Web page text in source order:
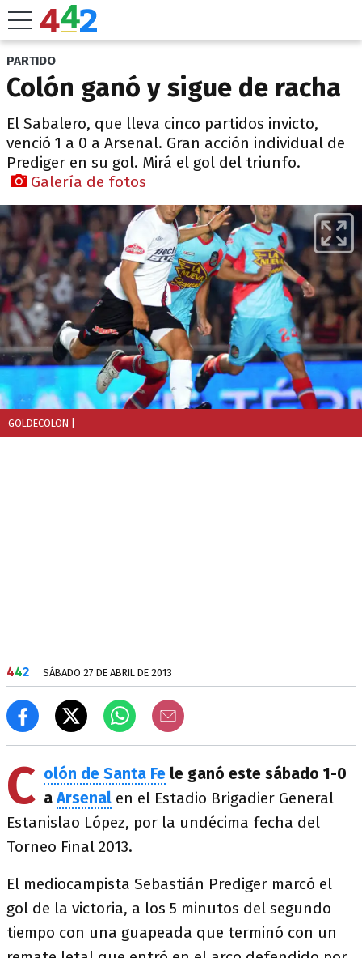
PARTIDO
Colón ganó y sigue de racha
El Sabalero, que lleva cinco partidos invicto,
venció 1 a 0 a Arsenal. Gran acción individual de
Prediger en su gol. Mirá el gol del triunfo.
Galería de fotos
GOLDECOLON
442 SÁBADO 27 DE ABRIL DE 2013
C olón de Santa Fe le ganó este sábado 1-0
aArsenal en el Estadio Brigadier General
Estanislao López, por la undécima fecha del
Torneo Final 2013.
El mediocampista Sebastián Prediger marcó el
gol de la victoria, a los 5 minutos del segundo
tiempo con una guapeada que terminó con un